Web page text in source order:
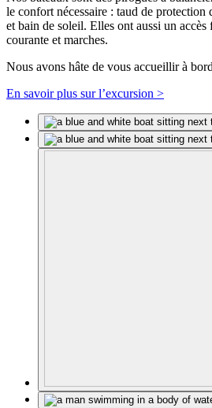
le confort nécessaire : taud de protection
et bain de soleil. Elles ont aussi un
courante et marches.
Nous avons hâte de vous accueillir à
En savoir plus sur l’excursion >